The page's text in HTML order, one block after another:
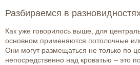
Разбираемся в
Как уже говорилось выше, для
основном применяются потолочные
Они могут размещаться не только по
непосредственно над кроватью – это